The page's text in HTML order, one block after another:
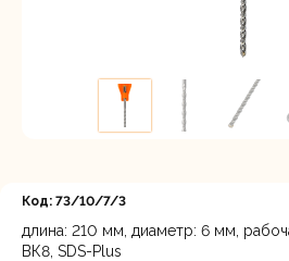
Код: 73/10/7/3
длина: 210 мм, диаметр: 6 мм,
ВК8, SDS-Plus